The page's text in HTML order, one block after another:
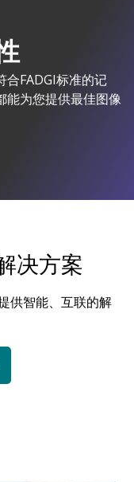
合FADGI标准的记
能为您提供最佳图像
决方案
供智能、互联的解